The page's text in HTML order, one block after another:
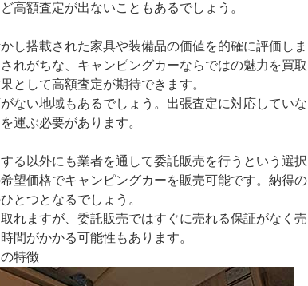
高額査定が出ないこともあるでしょう。
し搭載された家具や装備品の価値を的確に評価しま
れがちな、キャンピングカーならではの魅力を買取
として高額査定が期待できます。
ない地域もあるでしょう。出張査定に対応していな
運ぶ必要があります。
る以外にも業者を通して委託販売を行うという選択
望価格でキャンピングカーを販売可能です。納得の
とつとなるでしょう。
れますが、委託販売ではすぐに売れる保証がなく売
間がかかる可能性もあります。
特徴